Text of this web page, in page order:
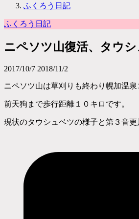
ふくろう日記
ふくろう日記
ニペソツ山復活、タウシ
2017/10/7 2018/11/2
ニペソツ山は草刈りも終わり幌加温泉
前天狗まで歩行距離１０キロです。
現状のタウシュベツの様子と第３音